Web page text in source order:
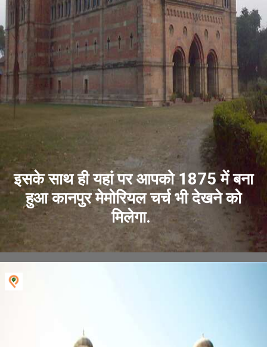
इसके साथ ही यहां पर आपको 1875 में बना
हुआ कानपुर मेमोरियल चर्च भी देखने को
मिलेगा.